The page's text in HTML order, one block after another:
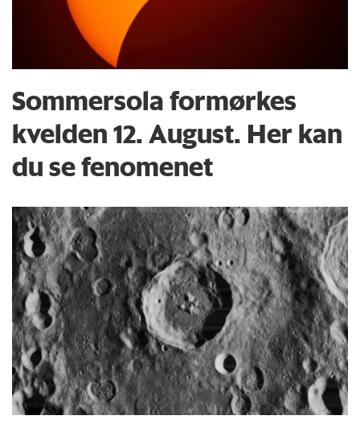
Sommersola formørkes
kvelden 12. August. Her kan
du se fenomenet